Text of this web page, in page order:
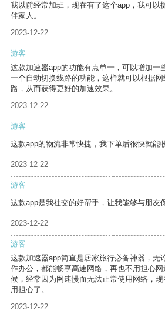
我以前经常加班，现在有了这个app，我可以
伴家人。
2023-12-22
游客
这款加速器app的功能有点单一，可以增加一
一个自动切换线路的功能，这样就可以根据
路，从而获得更好的加速效果。
2023-12-22
游客
这款app的物流非常快捷，我下单后很快就能
2023-12-22
游客
这款app是我社交的好帮手，让我能够与朋友
2023-12-22
游客
这款加速器app简直是居家旅行必备神器，无
作办公，都能畅享高速网络，再也不用担心
候，经常因为网速慢而无法正常使用网络，
用担心了。
2023-12-22